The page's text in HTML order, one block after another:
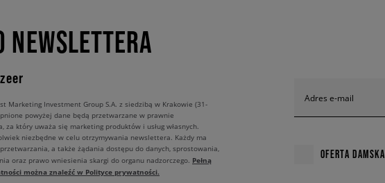
NEWSLETTERA
Adres e-mail
OFERTA DAMSKA
Marketing Investment Group S.A. z siedzibą w Krakowie (31-
powyżej dane będą przetwarzane w prawnie
który uważa się marketing produktów i usług własnych.
niezbędne w celu otrzymywania newslettera. Każdy ma
a także żądania dostępu do danych, sprostowania,
oraz prawo wniesienia skargi do organu nadzorczego. Pełną
można znaleźć w Polityce prywatności.